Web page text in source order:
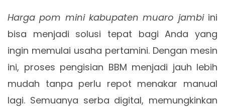
Harga pom mini kabupaten muaro jambiini
bisa menjadi solusi tepat bagi Anda yang
ingin memulai usaha pertamini. Dengan mesin
ini, proses pengisian BBM menjadi jauh lebih
mudah tanpa perlu repot menakar manual
lagi. Semuanya serba digital, memungkinkan